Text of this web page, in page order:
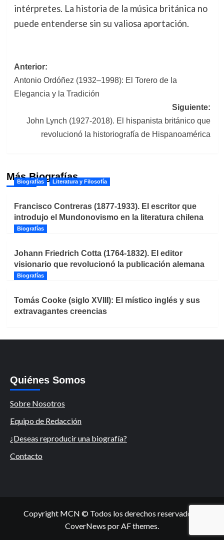
intérpretes. La historia de la música británica no
puede entenderse sin su valiosa aportación.
Navegación
de
entradas
Anterior:
Antonio Ordóñez (1932–1998): El Torero de la
Elegancia y la Tradición
Siguiente:
John Lynch (1927-2018). El hispanista británico que
revolucionó la historiografía de Hispanoamérica
Más Biografías
Biografías Literatura y Filosofía
Francisco Contreras (1877-1933). El escritor que
introdujo el Mundonovismo en la literatura chilena
Biografías
Johann Friedrich Cotta (1764-1832). El editor
visionario que revolucionó la publicación alemana
Biografías
Tomás Cooke (siglo XVIII): El místico inglés y sus
extravagantes creencias
Quiénes Somos
Sobre Nosotros
Equipo de Redacción
¿Deseas reproducir una biografía?
Contacto
Copyright MCN © Todos los derechos reservados.
CoverNews por AF themes.